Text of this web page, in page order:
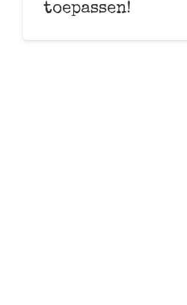
toepassen!